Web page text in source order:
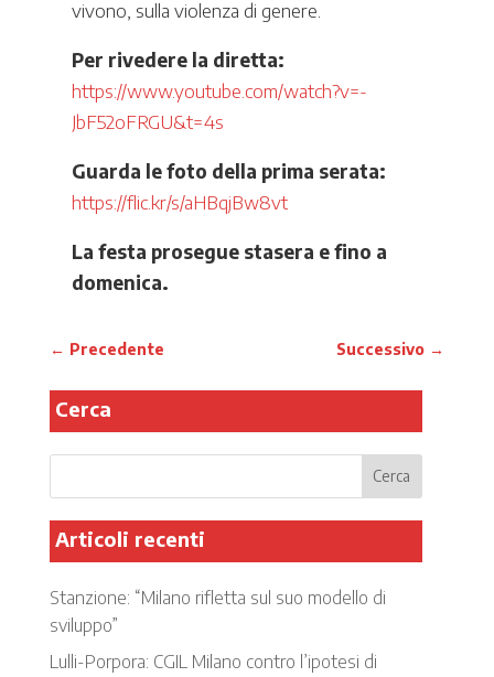
vivono, sulla violenza di genere.
Per rivedere la diretta:
https://www.youtube.com/watch?v=-
JbF52oFRGU&t=4s
Guarda le foto della prima serata:
https://flic.kr/s/aHBqjBw8vt
La festa prosegue stasera e fino a
domenica.
← Precedente Successivo →
Cerca
Articoli recenti
Stanzione: “Milano rifletta sul suo modello di
sviluppo”
Lulli-Porpora: CGIL Milano contro l’ipotesi di